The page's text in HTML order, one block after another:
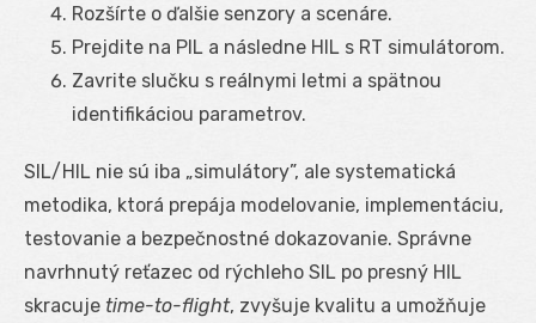
Rozšírte o ďalšie senzory a scenáre.
Prejdite na PIL a následne HIL s RT simulátorom.
Zavrite slučku s reálnymi letmi a spätnou
identifikáciou parametrov.
SIL/HIL nie sú iba „simulátory”, ale systematická
metodika, ktorá prepája modelovanie, implementáciu,
testovanie a bezpečnostné dokazovanie. Správne
navrhnutý reťazec od rýchleho SIL po presný HIL
skracuje time-to-flight, zvyšuje kvalitu a umožňuje